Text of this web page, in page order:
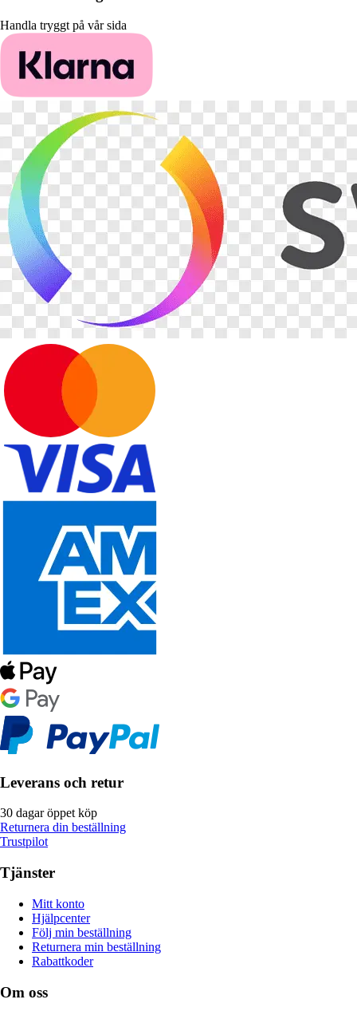
Handla tryggt på vår sida
Leverans och retur
30 dagar öppet köp
Returnera din beställning
Trustpilot
Tjänster
Mitt konto
Hjälpcenter
Följ min beställning
Returnera min beställning
Rabattkoder
Om oss